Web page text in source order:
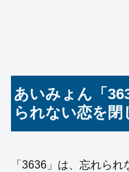
あいみょん「
られない恋を閉
「3636」は、忘れら